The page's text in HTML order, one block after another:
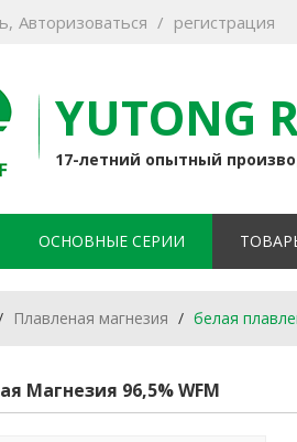
Авторизоваться / регистрация
YUTONG
17-летний опытный
ОСНОВНЫЕ СЕРИИ
Плавленая магнезия / белая
Магнезия 96,5% WFM